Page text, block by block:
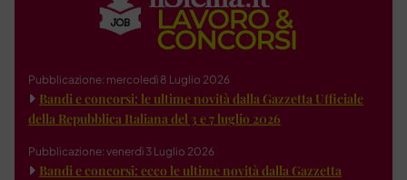
Pubblicazione: mercoledì 8 Luglio 2026
Bandi e concorsi: le ultime novità dalla Gazzetta Ufficiale
della Repubblica Italiana del 3 e 7 luglio 2026
Pubblicazione: venerdì 3 Luglio 2026
Bandi e concorsi: ecco le ultime novità dalla Gazzetta